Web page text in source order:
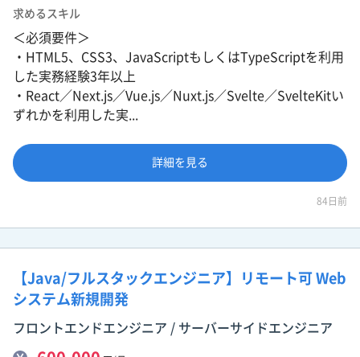
求めるスキル
＜必須要件＞
・HTML5、CSS3、JavaScriptもしくはTypeScriptを利用
した実務経験3年以上
・React／Next.js／Vue.js／Nuxt.js／Svelte／SvelteKitい
ずれかを利用した実...
詳細を見る
84日前
【Java/フルスタックエンジニア】リモート可 Web
システム新規開発
フロントエンドエンジニア / サーバーサイドエンジニア